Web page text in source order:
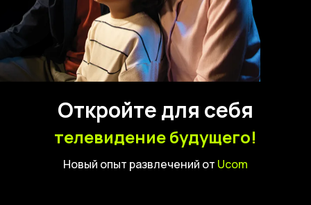
Uplay
Откройте для себя
телевидение будущего!
Новый опыт развлечений от Ucom